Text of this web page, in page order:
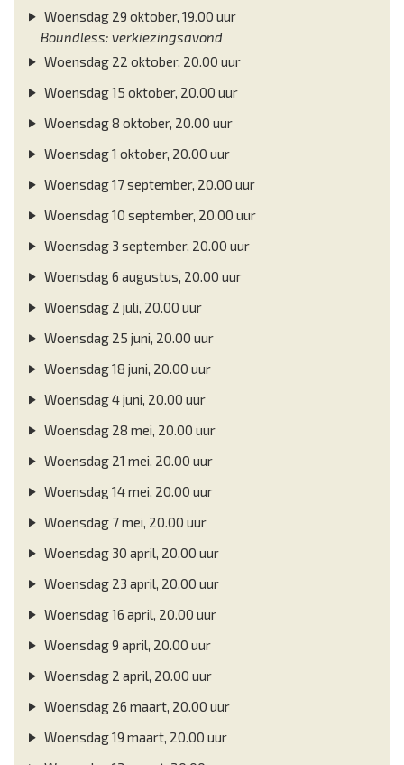
Woensdag 29 oktober, 19.00 uur
Boundless: verkiezingsavond
Woensdag 22 oktober, 20.00 uur
Woensdag 15 oktober, 20.00 uur
Woensdag 8 oktober, 20.00 uur
Woensdag 1 oktober, 20.00 uur
Woensdag 17 september, 20.00 uur
Woensdag 10 september, 20.00 uur
Woensdag 3 september, 20.00 uur
Woensdag 6 augustus, 20.00 uur
Woensdag 2 juli, 20.00 uur
Woensdag 25 juni, 20.00 uur
Woensdag 18 juni, 20.00 uur
Woensdag 4 juni, 20.00 uur
Woensdag 28 mei, 20.00 uur
Woensdag 21 mei, 20.00 uur
Woensdag 14 mei, 20.00 uur
Woensdag 7 mei, 20.00 uur
Woensdag 30 april, 20.00 uur
Woensdag 23 april, 20.00 uur
Woensdag 16 april, 20.00 uur
Woensdag 9 april, 20.00 uur
Woensdag 2 april, 20.00 uur
Woensdag 26 maart, 20.00 uur
Woensdag 19 maart, 20.00 uur